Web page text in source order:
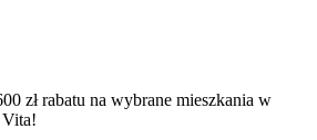
zł rabatu na wybrane mieszkania w